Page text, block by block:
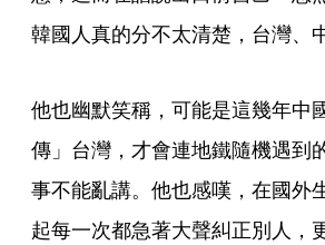
韓國人真的分不太清楚，台灣、
他也幽默笑稱，可能是這幾年中
傳」台灣，才會連地鐵隨機遇到
事不能亂講。他也感嘆，在國外
起每一次都急著大聲糾正別人，